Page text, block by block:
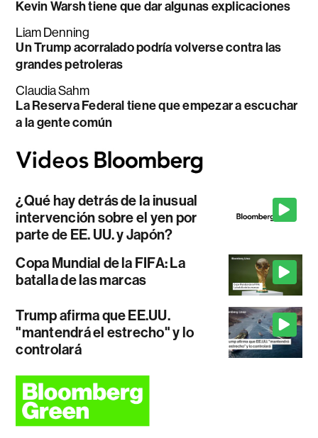
Kevin Warsh tiene que dar algunas explicaciones
Liam Denning
Un Trump acorralado podría volverse contra las
grandes petroleras
Claudia Sahm
La Reserva Federal tiene que empezar a escuchar
a la gente común
¿Qué hay detrás de la inusual
intervención sobre el yen por
parte de EE. UU. y Japón?
Copa Mundial de la FIFA: La
batalla de las marcas
Trump afirma que EE.UU.
"mantendrá el estrecho" y lo
controlará